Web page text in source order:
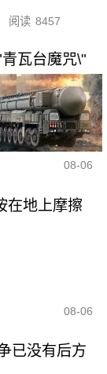
阅读 8457
瓦台魔咒\"
08-06
在地上摩擦
08-06
已没有后方